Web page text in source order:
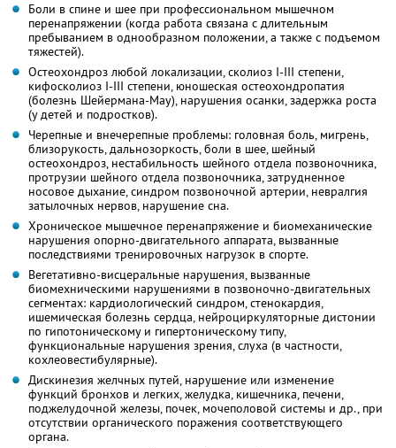
Боли в спине и шее при профессиональном мышечном
перенапряжении (когда работа связана с длительным
пребыванием в однообразном положении, а также с подъемом
тяжестей).
Остеохондроз любой локализации, сколиоз I-III степени,
кифосколиоз I-III степени, юношеская остеохондропатия
(болезнь Шейермана-Мау), нарушения осанки, задержка роста
(у детей и подростков).
Черепные и внечерепные проблемы: головная боль, мигрень,
близорукость, дальнозоркость, боли в шее, шейный
остеохондроз, нестабильность шейного отдела позвоночника,
протрузии шейного отдела позвоночника, затрудненное
носовое дыхание, синдром позвоночной артерии, невралгия
затылочных нервов, нарушение сна.
Хроническое мышечное перенапряжение и биомеханические
нарушения опорно-двигательного аппарата, вызванные
последствиями тренировочных нагрузок в спорте.
Вегетативно-висцеральные нарушения, вызванные
биомехническими нарушениями в позвоночно-двигательных
сегментах: кардиологический синдром, стенокардия,
ишемическая болезнь сердца, нейроциркуляторные дистонии
по гипотоническому и гипертоническому типу,
функциональные нарушения зрения, слуха (в частности,
кохлеовестибулярные).
Дискинезия желчных путей, нарушение или изменение
функций бронхов и легких, желудка, кишечника, печени,
поджелудочной железы, почек, мочеполовой системы и др., при
отсутствии органического поражения соответствующего
органа.